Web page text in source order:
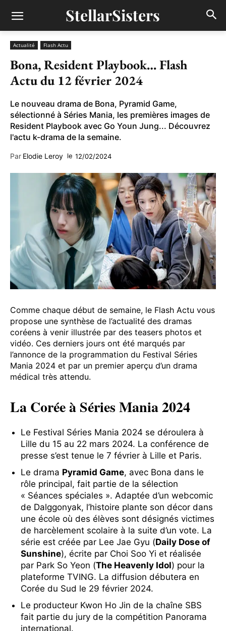
StellarSisters
Actualité Flash Actu
Bona, Resident Playbook… Flash
Actu du 12 février 2024
Le nouveau drama de Bona, Pyramid Game,
sélectionné à Séries Mania, les premières images de
Resident Playbook avec Go Youn Jung... Découvrez
l'actu k-drama de la semaine.
Par Elodie Leroy le 12/02/2024
Comme chaque début de semaine, le Flash Actu vous
propose une synthèse de l’actualité des dramas
coréens à venir illustrée par des teasers photos et
vidéo. Ces derniers jours ont été marqués par
l’annonce de la programmation du Festival Séries
Mania 2024 et par un premier aperçu d’un drama
médical très attendu.
La Corée à Séries Mania 2024
Le Festival Séries Mania 2024 se déroulera à
Lille du 15 au 22 mars 2024. La conférence de
presse s’est tenue le 7 février à Lille et Paris.
Le drama Pyramid Game, avec Bona dans le
rôle principal, fait partie de la sélection
« Séances spéciales ». Adaptée d’un webcomic
de Dalggonyak, l’histoire plante son décor dans
une école où des élèves sont désignés victimes
de harcèlement scolaire à la suite d’un vote. La
série est créée par Lee Jae Gyu (Daily Dose of
Sunshine), écrite par Choi Soo Yi et réalisée
par Park So Yeon (The Heavenly Idol) pour la
plateforme TVING. La diffusion débutera en
Corée du Sud le 29 février 2024.
Le producteur Kwon Ho Jin de la chaîne SBS
fait partie du jury de la compétition Panorama
international.